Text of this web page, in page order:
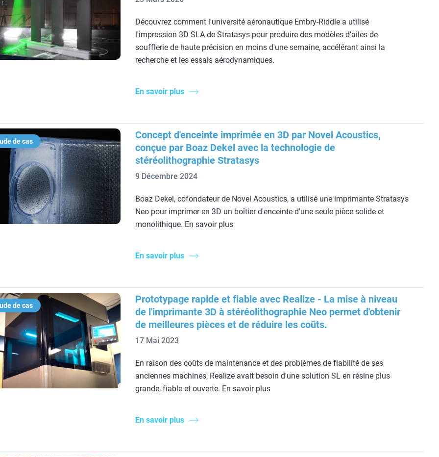
Découvrez comment l'université aéronautique Embry-Riddle a utilisé
l'impression 3D SLA de Stratasys pour produire des modèles d'ailes de
soufflerie de haute précision en moins d'une semaine, accélérant ainsi la
recherche et les essais aérodynamiques.
En savoir plus
de cas
Concept d'enceinte imprimée en 3D par Novel Acoustics,
conçue par Boaz Dekel avec la technologie de
stéréolithographie Stratasys
9 Décembre 2024
Boaz Dekel, cofondateur de Novel Acoustics, a utilisé une imprimante Stratasys
Neo pour imprimer en 3D un boîtier d'enceinte d'une seule pièce solide et
monolithique. En savoir plus
En savoir plus
de cas
Prototypage rapide et fiable avec Realize - La mise à niveau
de l'imprimante 3D à stéréolithographie Neo permet d'obtenir
de meilleures pièces et de réduire les coûts.
17 Mai 2023
En raison des coûts de maintenance et des problèmes de fiabilité de ses
anciennes machines, Realize avait besoin d'une solution SL en résine plus
grande, fiable et ouverte. En savoir plus
En savoir plus